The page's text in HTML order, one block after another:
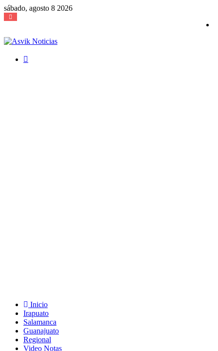
sábado, agosto 8 2026
Inicio
Irapuato
Salamanca
Guanajuato
Regional
Video Notas